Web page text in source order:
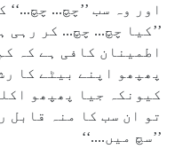
اور وہ سب ’’چچ... چچ...‘‘
’’کیا چچ... چچ... کر رہی
اطمینان کافی ہے کہ
پھپھو اپنے بیٹے کا
کیونکہ جیا پھپھو
تو ان سب کا منہ قابل
’’سچ میں....‘‘